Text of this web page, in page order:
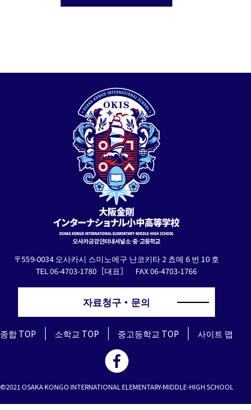
〒559-0034 오사카시 스미노에구 난코키타 2 쵸메 6 번 10 호
TEL 06-4703-1780［대표］ FAX 06-4703-1766
자료청구・문의
종합 TOP 소학교 TOP 중고등학교 TOP 사이트 맵
©2021 OSAKA KONGO INTERNATIONAL ELEMENTARY-MIDDLE-HIGH SCHOOL